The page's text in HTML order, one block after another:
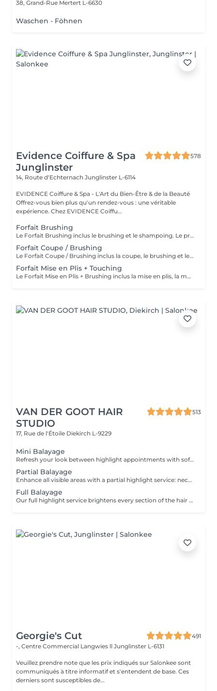
38, Grand-Rue Mertert L-6630
Waschen - Föhnen
Evidence Coiffure & Spa
Junglinster
578
14, Route d‘Echternach Junglinster L-6114
EVIDENCE Coiffure & Spa - L'Art du Bien-Être & de la Beauté
Offrez-vous bien plus qu'un rendez-vous : une véritable
expérience. Chez EVIDENCE Coiffu...
Forfait Brushing
Le Forfait Brushing inclus le brushing et le shampoing. Le prix pourra varier en fonction de la longueur des cheveux. Pour tout renseignement complémentaire, n'hésitez pas à nous appeler.
Forfait Coupe / Brushing
Le Forfait Coupe / Brushing inclus la coupe, le brushing et le shampoing. Le prix pourra varier en fonction de la longueur des cheveux. Pour tout renseignement complémentaire, n'hésitez pas à nous appeler.
Forfait Mise en Plis + Touching
Le Forfait Mise en Plis + Brushing inclus la mise en plis, la mousse et le shampoing. Le prix pourra varier en fonction de la longueur des cheveux. Pour tout renseignement complémentaire, n'hésitez pas à nous appeler.
VAN DER GOOT HAIR
STUDIO
513
17, Rue de l'Étoile Diekirch L-9229
Mini Balayage
Refresh your look between highlight appointments with soft face-framing and subtle balayage accents that brighten the face. Perfect for special occasions or when you want to add light without committing to a full highlight service. Gloss and toning are included for a luminous, beautifully blended finish.
Partial Balayage
Enhance all visible areas with a partial highlight service: neckline, face frame and the entire top section. Ideal for a half head or crown appointment. Tip-Outs, balayage, gloss and toning are included for a luminous and beautifully blended result.
Full Balayage
Our full highlight service brightens every section of the hair from the inside out, including precise work at the neckline and around the face. Ideal for a ¾ head to full head lightening service. Tip-Outs, balayage, gloss and toning are included for a luminous and beautifully blended result.
Georgie's Cut
491
-, Centre Commercial Langwies ll Junglinster L-6131
Veuillez prendre note que les prix indiqués sur Salonkee sont
communiqués à titre informatif et s'entendent de base. Ces
derniers sont susceptibles de...